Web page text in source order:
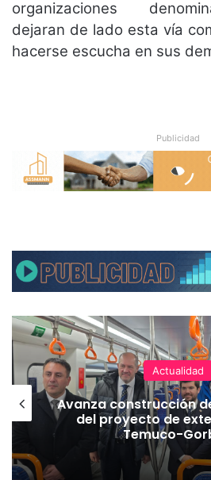
organizaciones
dejaran de lado esta vía
hacerse escucha en sus
Publicidad
Actualidad
Avanza construcción
del proyecto de
Temuco-